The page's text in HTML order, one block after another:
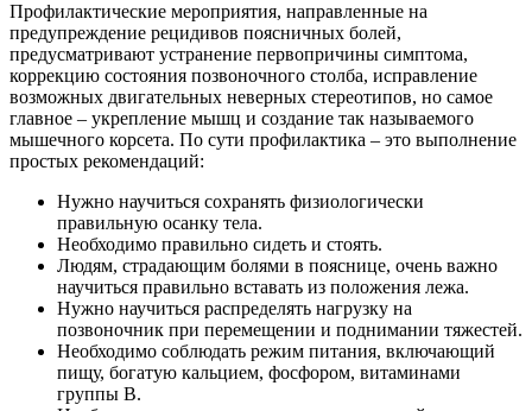
Профилактические мероприятия, направленные на
предупреждение рецидивов поясничных болей,
предусматривают устранение первопричины симптома,
коррекцию состояния позвоночного столба, исправление
возможных двигательных неверных стереотипов, но самое
главное – укрепление мышц и создание так называемого
мышечного корсета. По сути профилактика – это выполнение
простых рекомендаций:
Нужно научиться сохранять физиологически
правильную осанку тела.
Необходимо правильно сидеть и стоять.
Людям, страдающим болями в пояснице, очень важно
научиться правильно вставать из положения лежа.
Нужно научиться распределять нагрузку на
позвоночник при перемещении и поднимании тяжестей.
Необходимо соблюдать режим питания, включающий
пищу, богатую кальцием, фосфором, витаминами
группы В.